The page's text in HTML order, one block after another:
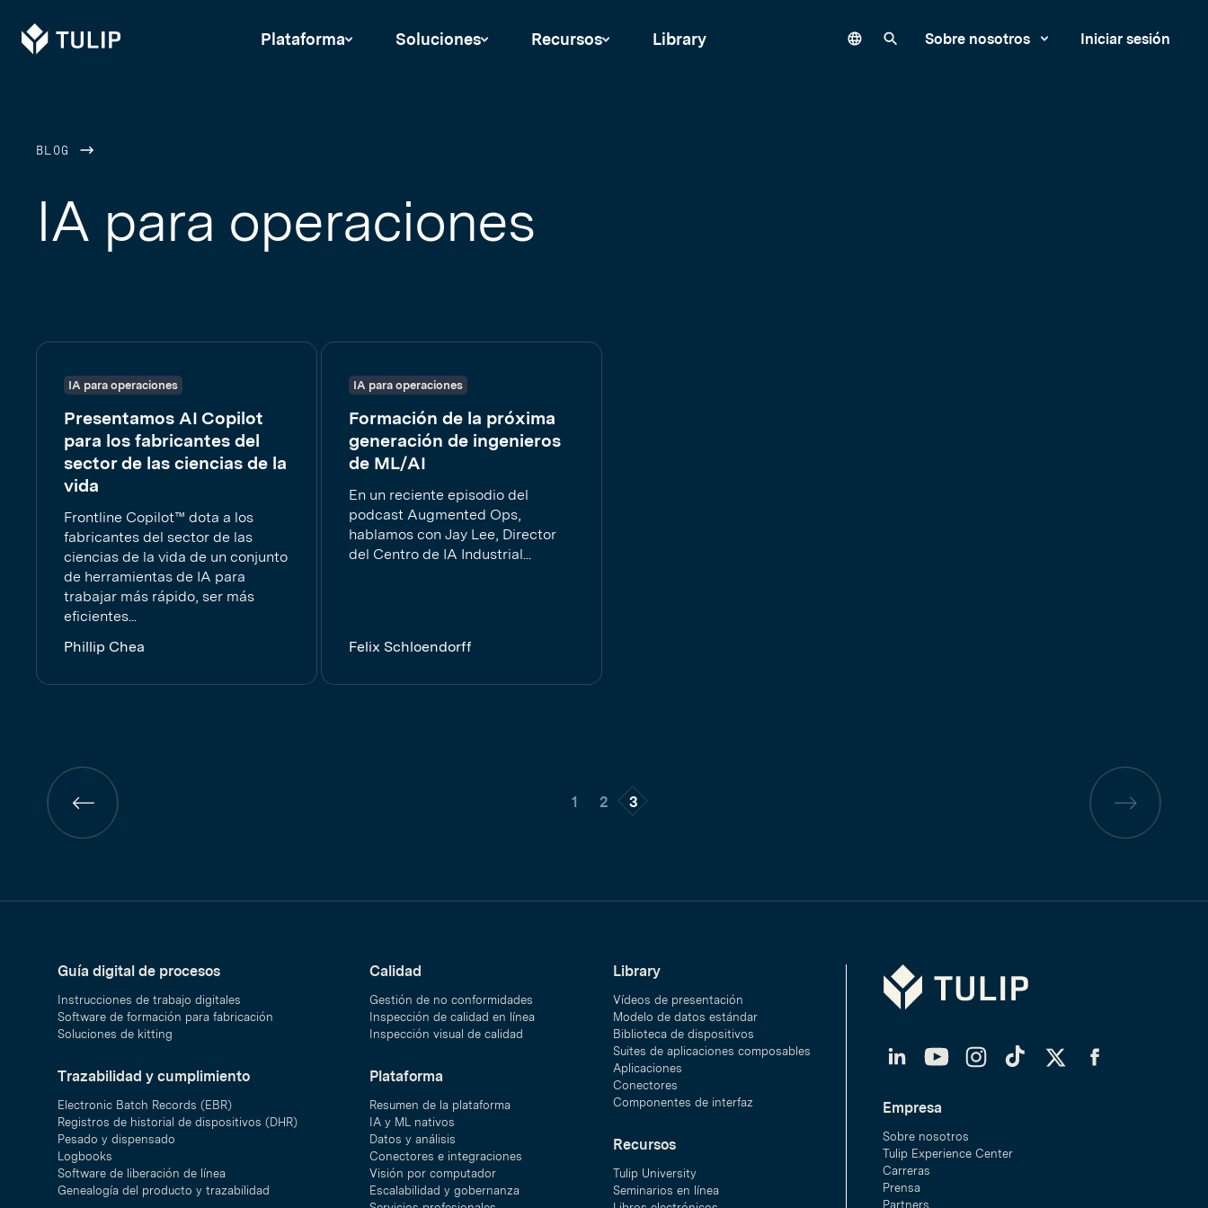
Tulip Plataforma Soluciones Recursos Library LanguageBuscar en nuestro sitio
Sobre nosotros Iniciar sesión
BLOG
IA para operaciones
IA para operaciones
Presentamos AI Copilot
para los fabricantes del
sector de las ciencias de la
vida
Frontline Copilot™ dota a los
fabricantes del sector de las
ciencias de la vida de un conjunto
de herramientas de IA para
trabajar más rápido, ser más
eficientes...
Phillip Chea
IA para operaciones
Formación de la próxima
generación de ingenieros
de ML/AI
En un reciente episodio del
podcast Augmented Ops,
hablamos con Jay Lee, Director
del Centro de IA Industrial...
Felix Schloendorff
Página
anterior
1 2 3
Página
anterior
Guía digital de procesos
Instrucciones de trabajo digitales
Software de formación para fabricación
Soluciones de kitting
Trazabilidad y cumplimiento
Electronic Batch Records (EBR)
Registros de historial de dispositivos (DHR)
Pesado y dispensado
Logbooks
Software de liberación de línea
Genealogía del producto y trazabilidad
Calidad
Gestión de no conformidades
Inspección de calidad en línea
Inspección visual de calidad
Plataforma
Resumen de la plataforma
IA y ML nativos
Datos y análisis
Conectores e integraciones
Visión por computador
Escalabilidad y gobernanza
Library
Vídeos de presentación
Modelo de datos estándar
Biblioteca de dispositivos
Suites de aplicaciones composables
Aplicaciones
Conectores
Componentes de interfaz
Recursos
Tulip University
Seminarios en línea
Tulip
LinkedInYouTubeInstagramTikTokTwitterFacebook
Empresa
Sobre nosotros
Tulip Experience Center
Carreras
Prensa
Partners